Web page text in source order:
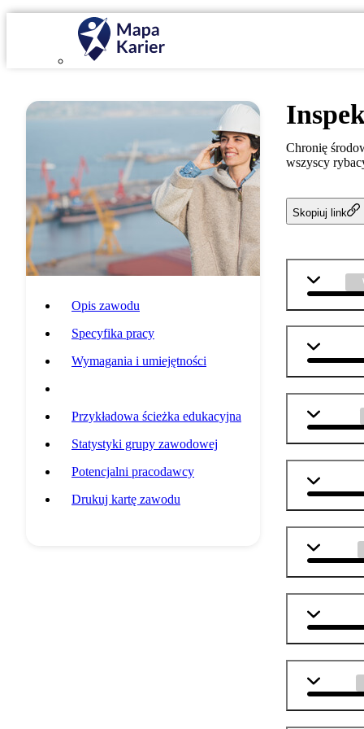
Opis zawodu
Specyfika pracy
Wymagania i umiejętności
Przykładowa ścieżka edukacyjna
Statystyki grupy zawodowej
Potencjalni pracodawcy
Drukuj kartę zawodu
Chronię
wszyscy
Skopiuj link